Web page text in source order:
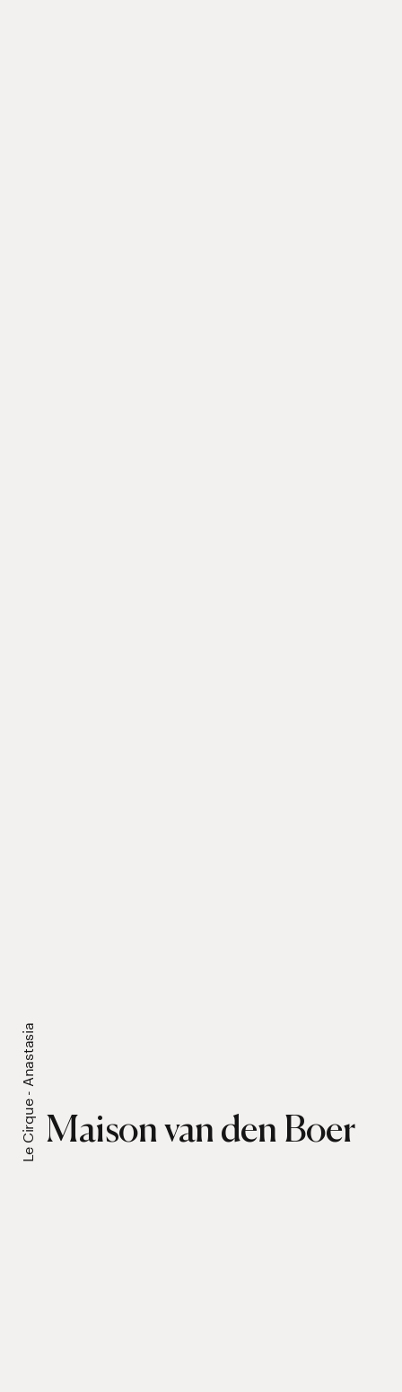
Maison van den Boer
Le Cirque - Anastasia